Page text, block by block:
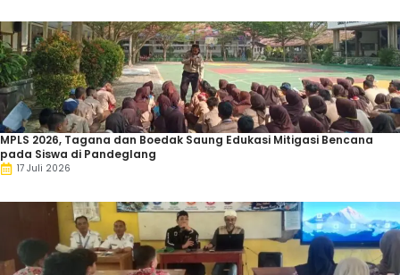
MPLS 2026, Tagana dan Boedak Saung Edukasi Mitigasi Bencana
pada Siswa di Pandeglang
17 Juli 2026